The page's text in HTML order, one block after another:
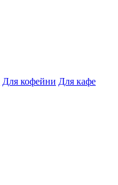
Для кофейни Для кафе